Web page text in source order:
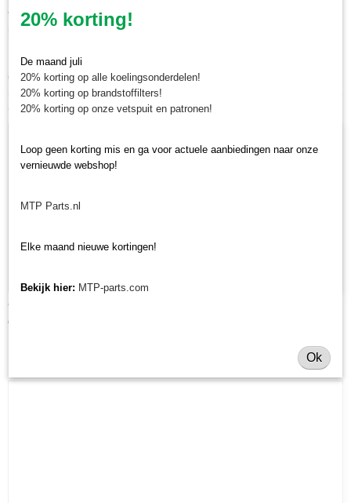
verkopen deze onderdelen met als specialisme de Japanse
minitractormerken Yanmar, Iseki, Kubota en Shibaura.
Minitractorparts.nl heeft een groot assortiment onderdelen, waaronder
dezae keerring aftakas Iseki, voor uw Iseki TU 1700, TU 1900, TU 2100.
Ook interessant
Verloopstuk aftakas Kubota B6000
€ 56,36
20% korting!
De maand juli
20% korting op alle koelingsonderdelen!
20% korting op brandstoffilters!
20% korting op onze vetspuit en patronen!
Loop geen korting mis en ga voor actuele aanbiedingen naar onze
vernieuwde webshop!
MTP Parts.nl
Elke maand nieuwe kortingen!
Bekijk hier: MTP-parts.com
Ok